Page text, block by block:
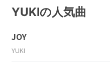
YUKIの人気曲
JOY
YUKI